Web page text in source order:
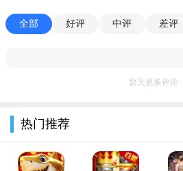
- 了解BOSS怪的战斗不同的模式来
＃这个游戏还支持平板电脑
游戏努力汉化中，敬请期待！
全部 好评 中评 差评
暂无更多评论
热门推荐